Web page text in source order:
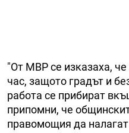
"От МВР се изказаха,
час, защото градът и
работа се прибират
припомни, че
правомощия да